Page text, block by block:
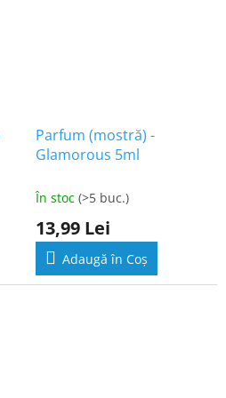
Parfum (mostră) -
Glamorous 5ml
În stoc (>5 buc.)
13,99 Lei
Adaugă în Coş